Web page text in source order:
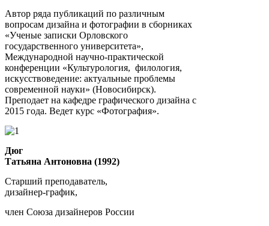
Автор ряда публикаций по различным
вопросам дизайна и фотографии в сборниках
«Ученые записки Орловского
государственного университета»,
Международной научно-практической
конференции «Культурология, филология,
искусствоведение: актуальные проблемы
современной науки» (Новосибирск).
Преподает на кафедре графического дизайна с
2015 года. Ведет курс «Фотография».
Дюг
Татьяна Антоновна (1992)
Старший преподаватель,
дизайнер-график,
член Союза дизайнеров России